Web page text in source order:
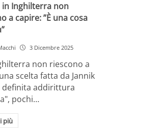
in Inghilterra non
a capire: ”È una cosa
3 Dicembre 2025
non riescono a
scelta fatta da Jannik
definita addirittura
pochi…
più